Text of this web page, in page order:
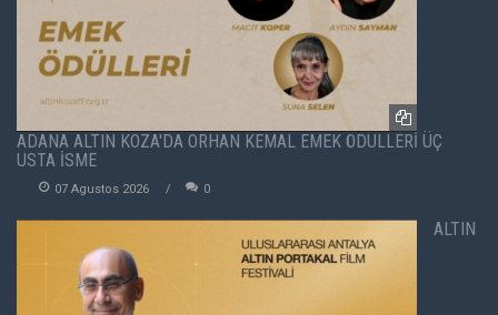
ADANA ALTIN KOZA'DA ORHAN KEMAL EMEK ÖDÜLLERİ ÜÇ
USTA İSME
07 Agustos 2026 0
ALTIN